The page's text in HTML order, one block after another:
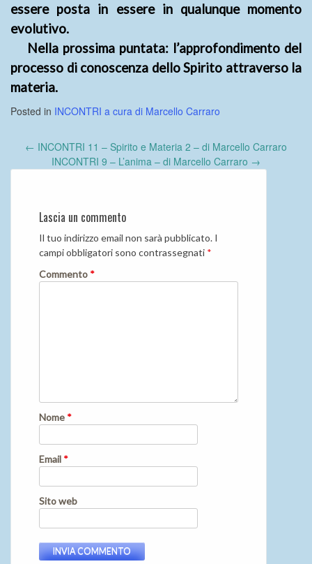
essere posta in essere in qualunque momento
evolutivo.
Nella prossima puntata: l’approfondimento del
processo di conoscenza dello Spirito attraverso la
materia.
Posted in INCONTRI a cura di Marcello Carraro
Post
navigation
← INCONTRI 11 – Spirito e Materia 2 – di Marcello Carraro
INCONTRI 9 – L’anima – di Marcello Carraro →
Lascia un commento
Il tuo indirizzo email non sarà pubblicato. I
campi obbligatori sono contrassegnati *
Commento *
Nome *
Email *
Sito web